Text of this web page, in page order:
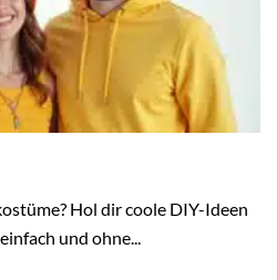
Hol dir coole DIY-Ideen
und ohne...